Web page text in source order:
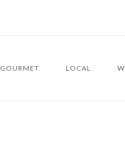
GOURMET LOCAL